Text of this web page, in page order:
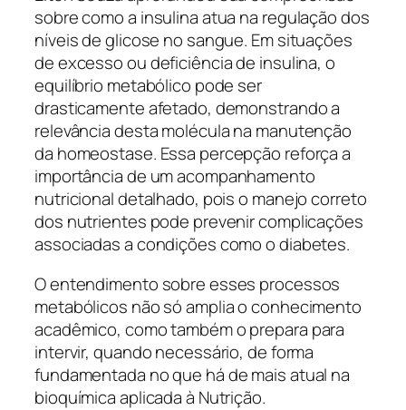
sobre como a insulina atua na regulação dos
níveis de glicose no sangue. Em situações
de excesso ou deficiência de insulina, o
equilíbrio metabólico pode ser
drasticamente afetado, demonstrando a
relevância desta molécula na manutenção
da homeostase. Essa percepção reforça a
importância de um acompanhamento
nutricional detalhado, pois o manejo correto
dos nutrientes pode prevenir complicações
associadas a condições como o diabetes.
O entendimento sobre esses processos
metabólicos não só amplia o conhecimento
acadêmico, como também o prepara para
intervir, quando necessário, de forma
fundamentada no que há de mais atual na
bioquímica aplicada à Nutrição.